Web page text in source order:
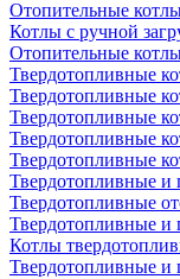
Отопительные
Котлы с ручной
Отопительные
Твердотопливные
Твердотопливные
Твердотопливные
Твердотопливные
Твердотопливные
Твердотопливные
Твердотопливные
Твердотопливные и
Котлы
Твердотопливные и